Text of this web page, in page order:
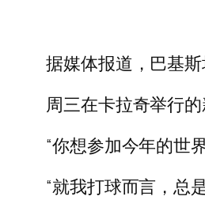
据媒体报道，巴基
周三在卡拉奇举行
“你想参加今年的世
“就我打球而言，总